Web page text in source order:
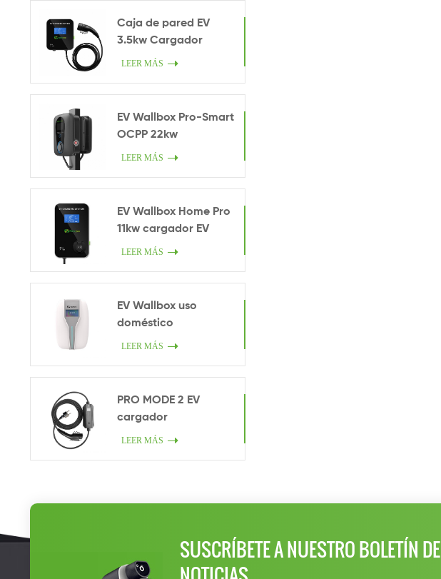
Caja de pared EV
3.5kw Cargador
inteligente en casa
LEER MÁS
EV Wallbox Pro-Smart
OCPP 22kw
LEER MÁS
EV Wallbox Home Pro
11kw cargador EV
LEER MÁS
EV Wallbox uso
doméstico
LEER MÁS
PRO MODE 2 EV
cargador
LEER MÁS
SUSCRÍBETE A NUESTRO BOLETÍN DE